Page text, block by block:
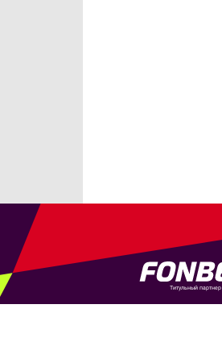
Титульный партнер